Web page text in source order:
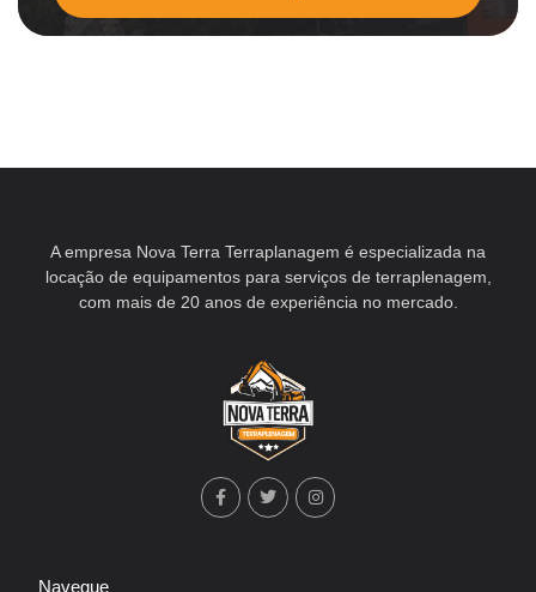
A empresa Nova Terra Terraplanagem é especializada na
locação de equipamentos para serviços de terraplenagem,
com mais de 20 anos de experiência no mercado.
Navegue